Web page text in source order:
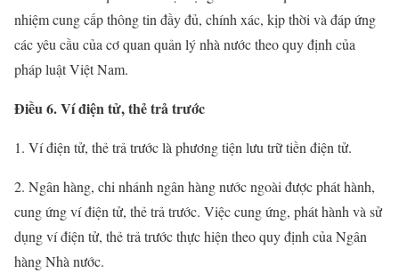
nhiệm cung cấp thông tin đầy đủ, chính xác, kịp thời và đáp ứng
các yêu cầu của cơ quan quản lý nhà nước theo quy định của
pháp luật Việt Nam.
Điều 6. Ví điện tử, thẻ trả trước
1. Ví điện tử, thẻ trả trước là phương tiện lưu trữ tiền điện tử.
2. Ngân hàng, chi nhánh ngân hàng nước ngoài được phát hành,
cung ứng ví điện tử, thẻ trả trước. Việc cung ứng, phát hành và sử
dụng ví điện tử, thẻ trả trước thực hiện theo quy định của Ngân
hàng Nhà nước.